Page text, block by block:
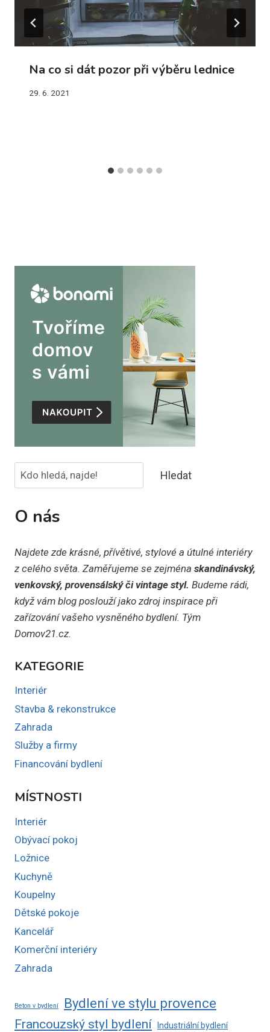
Na co si dát pozor při výběru lednice
29. 6. 2021
Hledat Hledat
O nás
Najdete zde krásné, přívětivé, stylové a útulné interiéry
z celého světa. Zaměřujeme se zejména skandinávský,
venkovský, provensálský či vintage styl. Budeme rádi,
když vám blog poslouží jako zdroj inspirace při
zařízování vašeho vysněného bydlení. Tým
Domov21.cz.
KATEGORIE
Interiér
Stavba & rekonstrukce
Zahrada
Služby a firmy
Financování bydlení
MÍSTNOSTI
Interiér
Obývací pokoj
Ložnice
Kuchyně
Koupelny
Dětské pokoje
Kancelář
Komerční interiéry
Zahrada
Beton v bydlení
Bydlení ve stylu provence
Francouzský styl bydlení
Industriální bydlení